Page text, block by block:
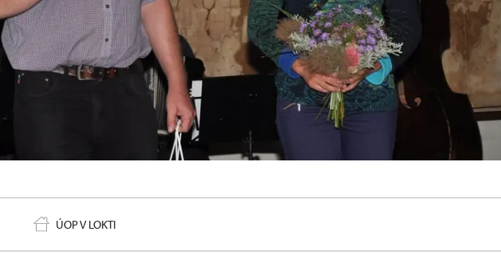
ÚOP V LOKTI